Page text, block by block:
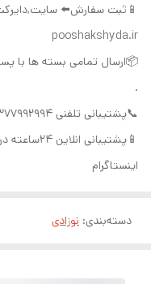
📱ثبت سفارش⬅️
pooshakshyda.ir
📦ارسال تمامی بسته ها با
.
📞پشتیبانی تلفنی ۰۹۳۷۷۹۹۲۹۹۴
📱پشتیبانی
اینستاگرام
دسته‌بندی: نوزادی